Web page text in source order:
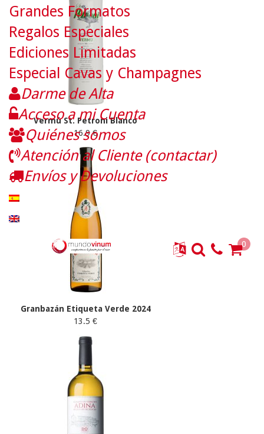
Vermú St. Petroni Blanco
16.9 €
Granbazán Etiqueta Verde 2024
13.5 €
Grandes Formatos
Regalos Especiales
Ediciones Limitadas
Especial Cavas y Champagnes
Darme de Alta
Acceso a mi Cuenta
Quiénes somos
Atención al Cliente (contactar)
Envíos y Devoluciones
0